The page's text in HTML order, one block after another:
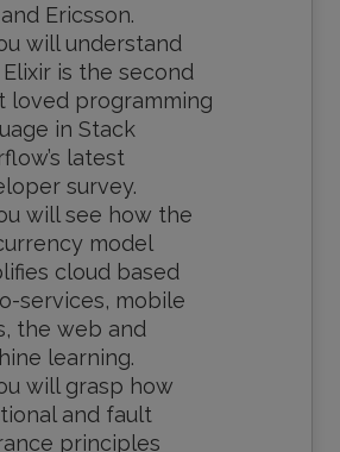
Ericsson.
will understand
is the second
loved programming
in Stack
latest
survey.
will see how the
model
cloud based
services, mobile
the web and
learning.
will grasp how
and fault
principles